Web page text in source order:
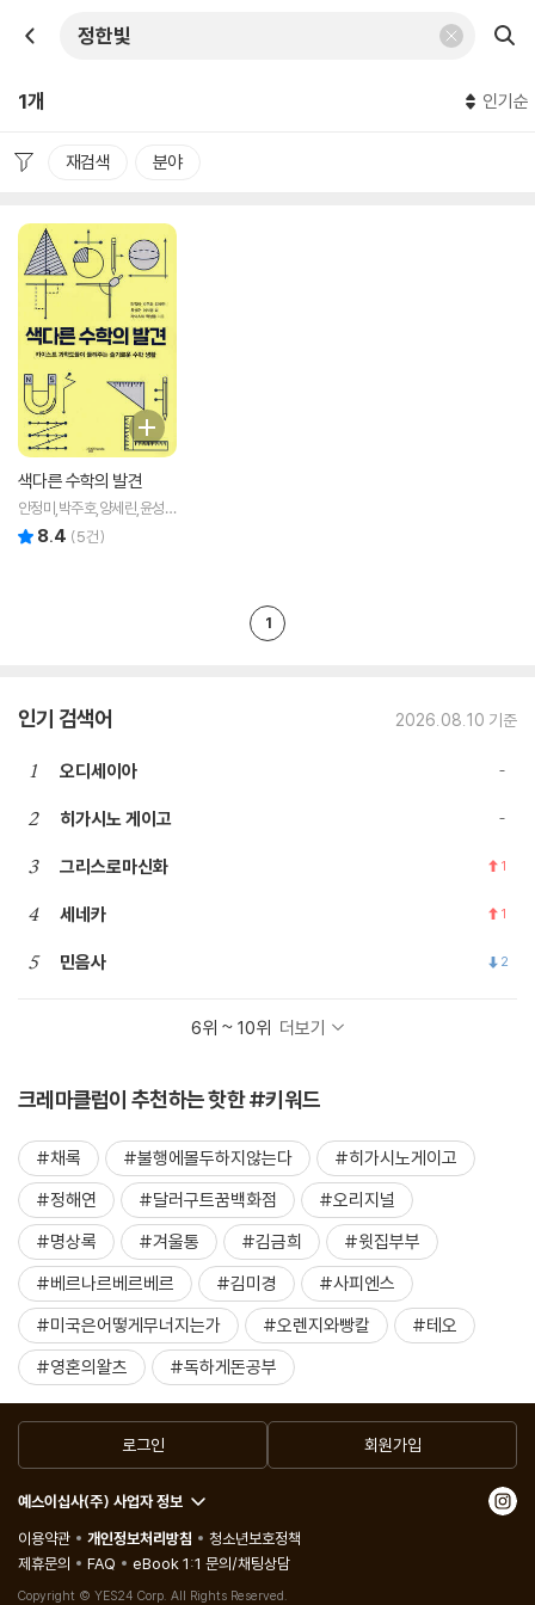
1개 인기순
재검색 분야
색다른 수학의 발견
안정미,박주호,양세린,윤성
준,이서영 등저
8.4 (5건)
1
인기 검색어 2026.08.10 기준
1 오디세이아
2 히가시노 게이고
3 그리스로마신화 1
4 세네카 1
5 민음사 2
6위 ~ 10위 더보기
크레마클럽이 추천하는 핫한 #키워드
#채록 #불행에몰두하지않는다
#히가시노게이고
#정해연
#달러구트꿈백화점
#오리지널
#명상록
#겨울통 #김금희
#윗집부부
#베르나르베르베르
#김미경
#사피엔스
#미국은어떻게무너지는가
#오렌지와빵칼
#테오
#영혼의왈츠
#독하게돈공부
로그인 회원가입
예스이십사(주) 사업자 정보
이용약관
개인정보처리방침
청소년보호정책
제휴문의
FAQ eBook 1:1 문의/채팅상담
Copyright © YES24 Corp. All Rights Reserved.